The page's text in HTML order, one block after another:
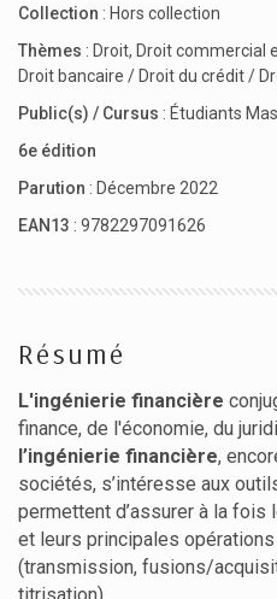
Collection : Hors collection
Thèmes : Droit, Droit commercial
Droit bancaire / Droit du crédit /
Public(s) / Cursus : Étudiants
6e édition
Parution : Décembre 2022
EAN13 : 9782297091626
Résumé
L'ingénierie financière
finance, de l'économie, du
l’ingénierie financière,
sociétés, s’intéresse aux
permettent d’assurer à la
et leurs principales
(transmission, fusions/
titrisation).